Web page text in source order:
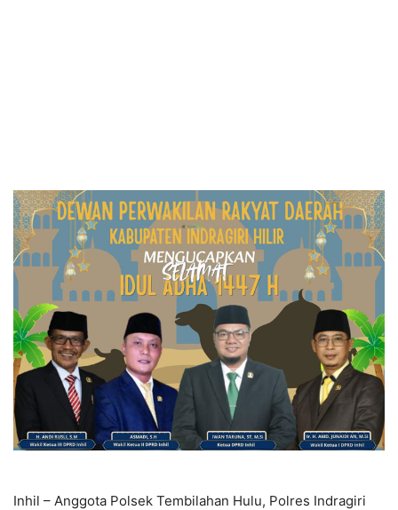
Inhil – Anggota Polsek Tembilahan Hulu, Polres Indragiri